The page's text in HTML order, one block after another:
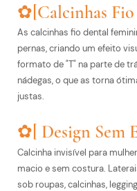
✿[Calcinhas Fio
As calcinhas fio dental
pernas, criando um efeito
formato de "T" na parte de
nádegas, o que as torna
justas.
✿[ Design Sem
Calcinha invisível para
macio e sem costura.
sob roupas, calcinhas,